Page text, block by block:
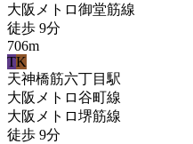
大阪メトロ御堂筋線
徒歩 9分
706m
TK
天神橋筋六丁目駅
大阪メトロ谷町線
大阪メトロ堺筋線
徒歩 9分